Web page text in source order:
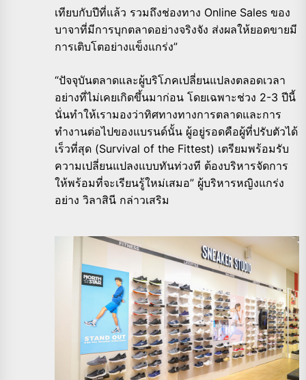
เทียบกับปีที่แล้ว รวมถึงช่องทาง Online Sales ของ
บาจาที่มีการบุกตลาดอย่างจริงจัง ส่งผลให้ยอดขายมี
การเติบโตอย่างแข็งแกร่ง”
“ปัจจุบันตลาดและผู้บริโภคเปลี่ยนแปลงตลอดเวลา
อย่างที่ไม่เคยเกิดขึ้นมาก่อน โดยเฉพาะช่วง 2-3 ปีนี้
นั่นทำให้เรามองว่าทิศทางทางการตลาดและการ
ทำงานต่อไปของแบรนด์นั้น ผู้อยู่รอดคือผู้ที่ปรับตัวได้
เร็วที่สุด (Survival of the Fittest) เตรียมพร้อมรับ
ความเปลี่ยนแปลงแบบทันท่วงที ต้องบริหารจัดการ
ให้พร้อมที่จะเรียนรู้ใหม่เสมอ” ผู้บริหารหญิงแกร่ง
อย่าง วิลาสินี กล่าวเสริม